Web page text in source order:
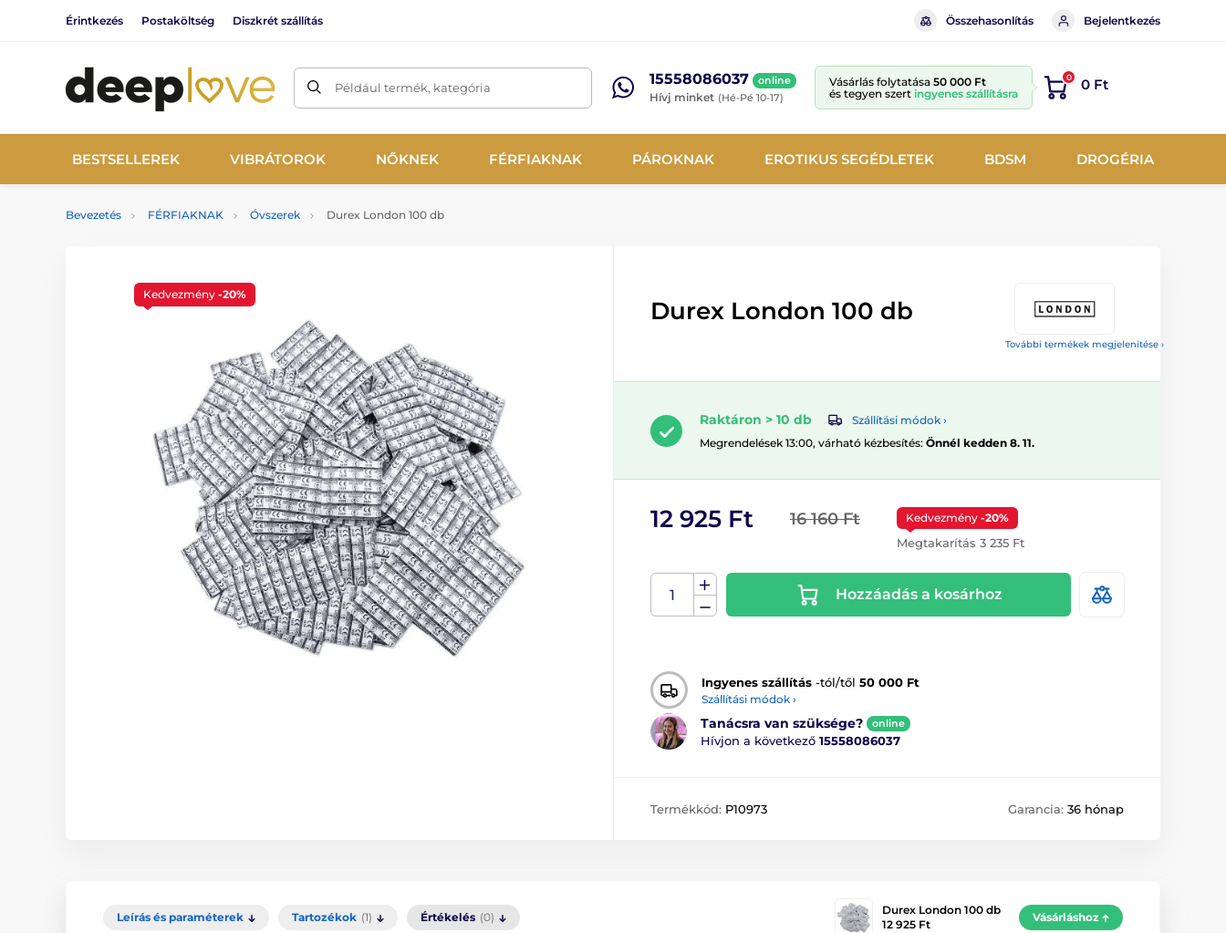
Érintkezés Postaköltség Diszkrét szállítás Összehasonlítás Bejelentkezés
Például termék, kategória 15558086037 online
Hívj minket (Hé-Pé 10-17)
Vásárlás folytatása 50 000 Ft
és tegyen szert ingyenes szállításra
0 0 Ft
BESTSELLEREK VIBRÁTOROK NŐKNEK FÉRFIAKNAK PÁROKNAK EROTIKUS SEGÉDLETEK BDSM DROGÉRIA
Bevezetés FÉRFIAKNAK Óvszerek Durex London 100 db
További termékek megjelenítése ›
Kedvezmény -20%
Durex London 100 db
Raktáron > 10 db
Szállítási módok ›
Megrendelések 13:00, várható kézbesítés: Önnél kedden 8. 11.
16 160 Ft
12 925 Ft Kedvezmény -20%
Megtakarítás 3 235 Ft
Hozzáadás a kosárhoz
Ingyenes szállítás -tól/től 50 000 Ft
Szállítási módok ›
Tanácsra van szüksége? online
Hívjon a következő 15558086037
Termékkód: P10973 Garancia: 36 hónap
Leírás és paraméterek Tartozékok (1) Értékelés (0)
Durex London 100 db
12 925 Ft
Vásárláshoz